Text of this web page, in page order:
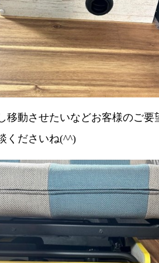
移動させたいなどお客様のご
くださいね(^^)